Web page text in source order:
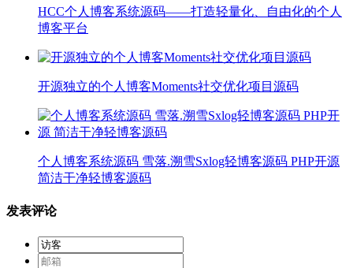
HCC个人博客系统源码——打造轻量化、自由化的个人
博客平台
开源独立的个人博客Moments社交优化项目源码
个人博客系统源码 雪落.溯雪Sxlog轻博客源码 PHP开源
简洁干净轻博客源码
发表评论